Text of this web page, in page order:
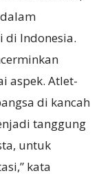
di Indonesia.
aspek. Atlet-
di kancah
tanggung
untuk
kata